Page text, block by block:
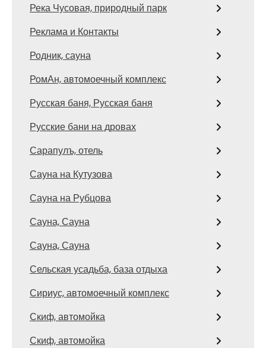
Река Чусовая, природный парк
Реклама и Контакты
Родник, сауна
РомАн, автомоечный комплекс
Русская баня, Русская баня
Русские бани на дровах
Сарапулъ, отель
Сауна на Кутузова
Сауна на Рубцова
Сауна, Сауна
Сауна, Сауна
Сельская усадьба, база отдыха
Сириус, автомоечный комплекс
Скиф, автомойка
Скиф, автомойка